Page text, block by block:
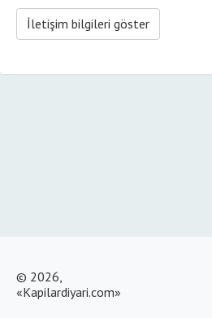
İletişim bilgileri göster
© 2026,
«Kapilardiyari.com»